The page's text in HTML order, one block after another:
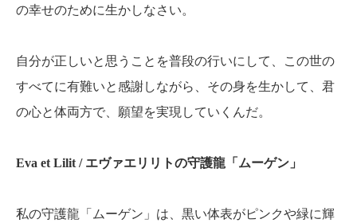
の幸せのために生かしなさい。
自分が正しいと思うことを普段の行いにして、この世の
すべてに有難いと感謝しながら、その身を生かして、君
の心と体両方で、願望を実現していくんだ。
Eva et Lilit / エヴァエリリトの守護龍「ムーゲン」
私の守護龍「ムーゲン」は、黒い体表がピンクや緑に輝